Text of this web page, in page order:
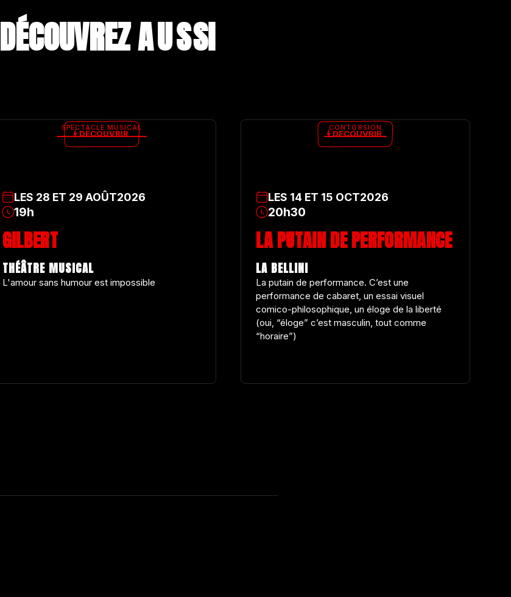
DÉCOUVREZ AUSSI
LES 28 ET 29 AOÛT2026
19h
GILBERT
THÉÂTRE MUSICAL
L'amour sans humour est impossible
DÉCOUVRIR
SPECTACLE MUSICAL
LES 14 ET 15 OCT2026
20h30
LA PUTAIN DE PERFORMANCE
LA BELLINI
La putain de performance. C’est une
performance de cabaret, un essai visuel
comico-philosophique, un éloge de la liberté
(oui, “éloge” c’est masculin, tout comme
“horaire”)
DÉCOUVRIR
CONTORSION